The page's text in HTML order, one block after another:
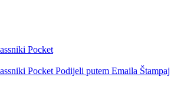
Pocket
Pocket Podijeli putem Emaila Štampaj